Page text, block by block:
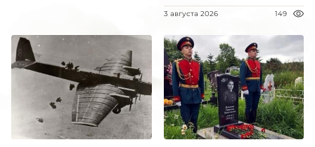
3 августа 2026 149